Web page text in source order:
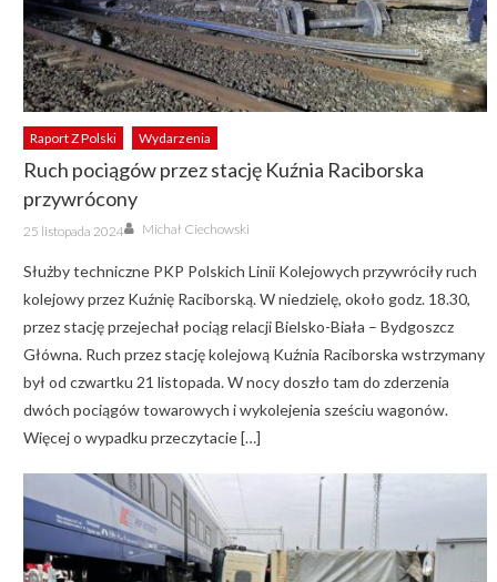
Raport Z Polski Wydarzenia
Ruch pociągów przez stację Kuźnia Raciborska
przywrócony
Posted
on
25 listopada 2024 Author
Michał Ciechowski
Służby techniczne PKP Polskich Linii Kolejowych przywróciły ruch
kolejowy przez Kuźnię Raciborską. W niedzielę, około godz. 18.30,
przez stację przejechał pociąg relacji Bielsko-Biała – Bydgoszcz
Główna. Ruch przez stację kolejową Kuźnia Raciborska wstrzymany
był od czwartku 21 listopada. W nocy doszło tam do zderzenia
dwóch pociągów towarowych i wykolejenia sześciu wagonów.
Więcej o wypadku przeczytacie […]